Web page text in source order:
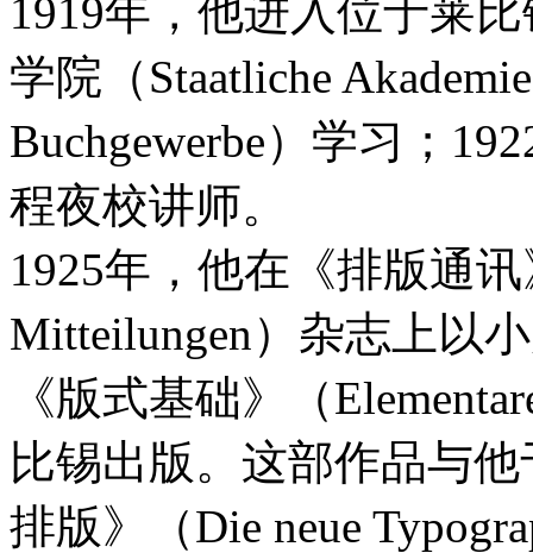
1919年，他进入位于莱
学院（Staatliche
Buchgewerbe）学习；
程夜校讲师。
1925年，他在《排版通讯
Mitteilungen）杂志上以
《版式基础》（
比锡出版。这部作品与
排版》（Die neue